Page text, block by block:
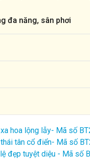
đa năng, sân phơi
hoa lộng lẫy- Mã số
tân cổ điển- Mã số
đẹp tuyệt diệu - Mã số